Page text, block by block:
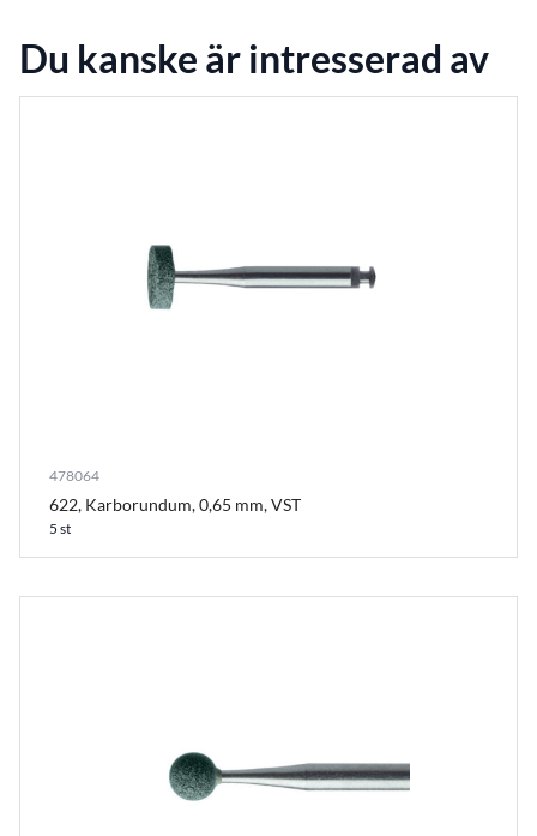
Du kanske är intresserad av
478064
622, Karborundum, 0,65 mm, VST
5 st